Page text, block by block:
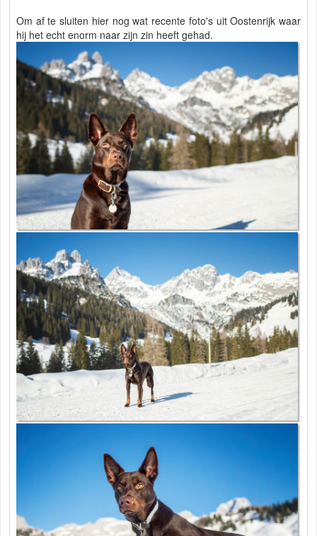
Om af te sluiten hier nog wat recente foto's uit Oostenrijk waar
hij het echt enorm naar zijn zin heeft gehad.